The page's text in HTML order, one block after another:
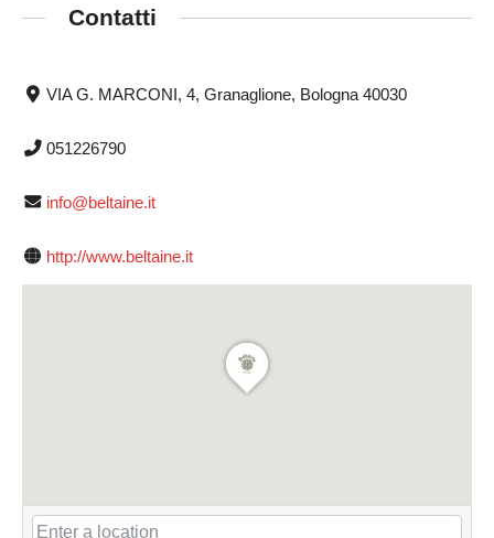
Contatti
VIA G. MARCONI, 4, Granaglione, Bologna 40030
051226790
info@beltaine.it
http://www.beltaine.it